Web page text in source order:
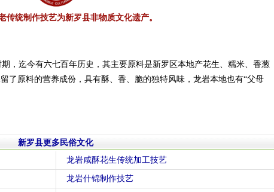
传统制作技艺为新罗县非物质文化遗产。
，迄今有六七百年历史，其主要原料是新罗区本地产花生、糯米、香葱
了原料的营养成份，具有酥、香、脆的独特风味，龙岩本地也有“父母
新罗县更多民俗文化
龙岩咸酥花生传统加工技艺
龙岩什锦制作技艺